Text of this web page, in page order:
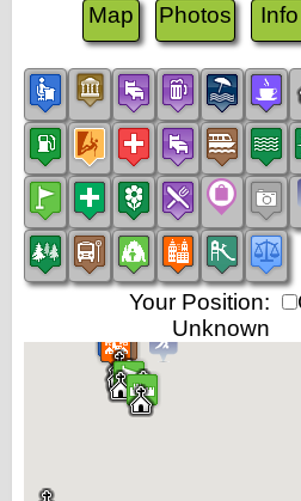
Map Photos Info
Your Position:
Unknown